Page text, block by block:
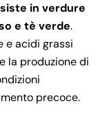
in verdure
e tè verde.
e acidi grassi
la produzione di
precoce.